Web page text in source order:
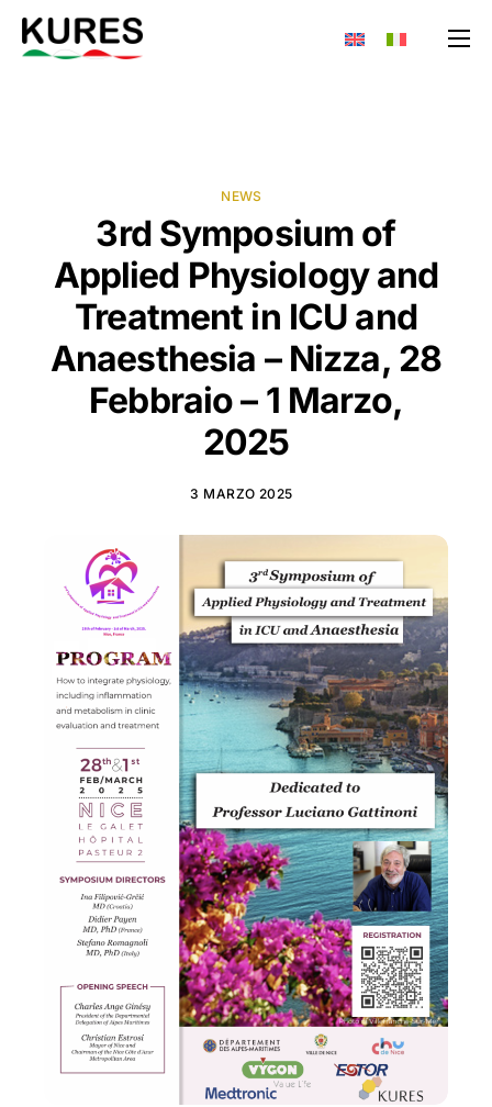
NEWS
3rd Symposium of
Applied Physiology and
Treatment in ICU and
Anaesthesia – Nizza, 28
Febbraio – 1 Marzo,
2025
3 MARZO 2025